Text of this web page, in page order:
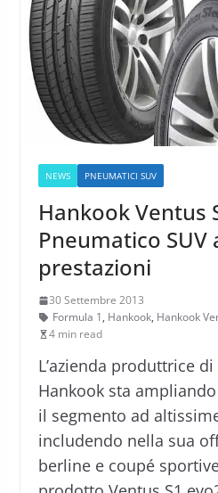
NEWS PNEUMATICI SUV
Hankook Ventus
Pneumatico SUV
prestazioni
30 Settembre 2013
Formula 1, Hankook, Hankook
4 min read
L’azienda produttrice
Hankook sta
il segmento ad
includendo nella sua
berline e coupé